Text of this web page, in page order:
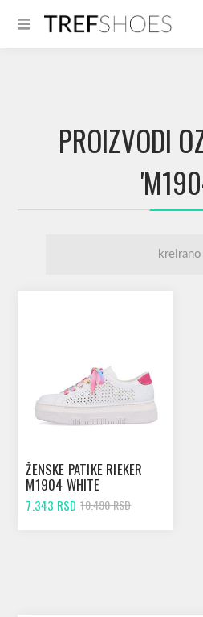
PROIZVODI
ŽENSKE PATIKE RIEKER
M1904 WHITE
7.343 RSD 10.490 RSD